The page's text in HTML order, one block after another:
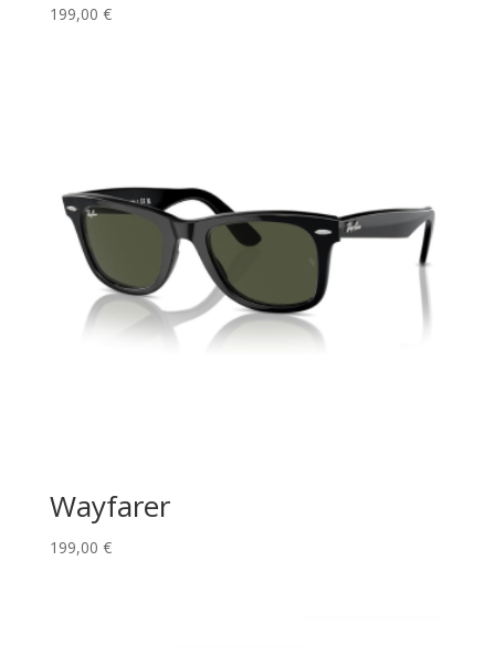
199,00 €
Wayfarer
199,00 €